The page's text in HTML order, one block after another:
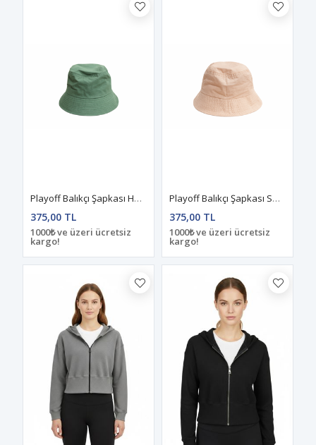
Playoff Balıkçı Şapkası Haki
375,00 TL
1000₺ ve üzeri ücretsiz
kargo!
Playoff Balıkçı Şapkası Somon
375,00 TL
1000₺ ve üzeri ücretsiz
kargo!